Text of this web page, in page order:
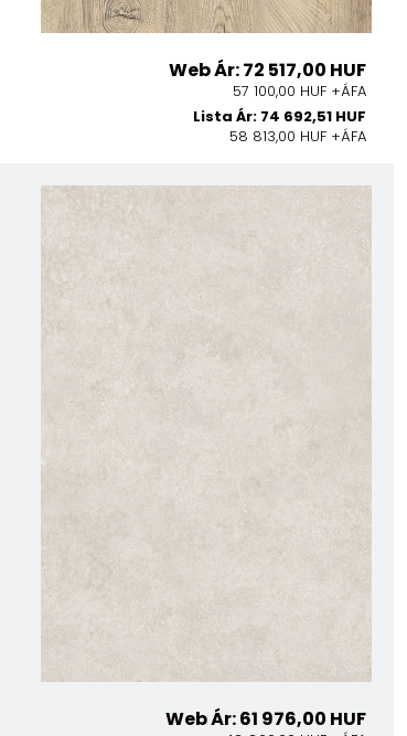
Web Ár: 72 517,00 HUF
57 100,00 HUF +ÁFA
Lista Ár: 74 692,51 HUF
58 813,00 HUF +ÁFA
Web Ár: 61 976,00 HUF